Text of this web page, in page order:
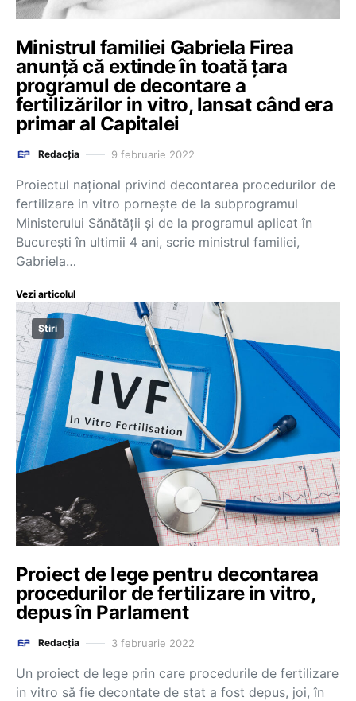
Ministrul familiei Gabriela Firea
anunță că extinde în toată țara
programul de decontare a
fertilizărilor in vitro, lansat când era
primar al Capitalei
Redacția 9 februarie 2022
Proiectul național privind decontarea procedurilor de
fertilizare in vitro pornește de la subprogramul
Ministerului Sănătății și de la programul aplicat în
București în ultimii 4 ani, scrie ministrul familiei,
Gabriela…
Vezi articolul
Știri
Proiect de lege pentru decontarea
procedurilor de fertilizare in vitro,
depus în Parlament
Redacția 3 februarie 2022
Un proiect de lege prin care procedurile de fertilizare
in vitro să fie decontate de stat a fost depus, joi, în